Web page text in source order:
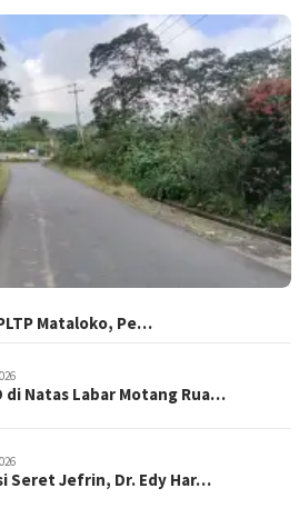
Mataloko, Pe…
di Natas Labar Motang Rua…
Seret Jefrin, Dr. Edy Har…